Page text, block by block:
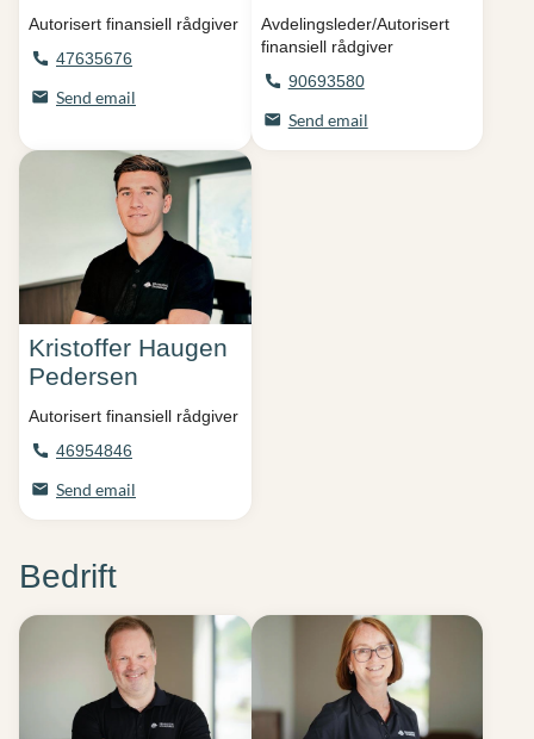
Autorisert finansiell rådgiver
47635676
Send email
Avdelingsleder/Autorisert
finansiell rådgiver
90693580
Send email
Kristoffer Haugen
Pedersen
Autorisert finansiell rådgiver
46954846
Send email
Bedrift